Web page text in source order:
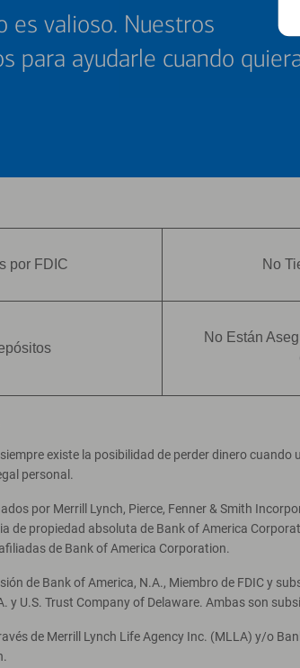
4
AZ 85249
AZ 85248
es valioso. Nuestros
para ayudarle cuando
por FDIC No
No Están
existe la posibilidad de perder dinero
personal.
por Merrill Lynch, Pierce, Fenner & Smith
de propiedad absoluta de Bank of America
de Bank of America Corporation.
de Bank of America, N.A., Miembro de FDIC y
y U.S. Trust Company of Delaware. Ambas son
de Merrill Lynch Life Agency Inc. (MLLA) y/o